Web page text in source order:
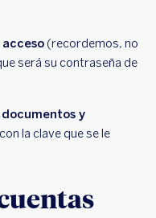
(recordemos, no
será su contraseña de
y
con la clave que se le